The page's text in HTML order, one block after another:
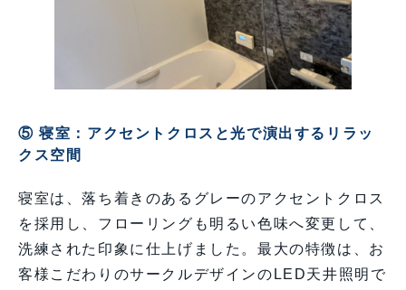
⑤ 寝室：アクセントクロスと光で演出するリラッ
クス空間
寝室は、落ち着きのあるグレーのアクセントクロス
を採用し、フローリングも明るい色味へ変更して、
洗練された印象に仕上げました。最大の特徴は、お
客様こだわりのサークルデザインのLED天井照明で